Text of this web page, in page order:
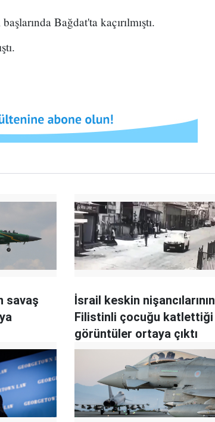
Bağdat'ta kaçırılmıştı.
savaş
İsrail keskin nişancılarının
Filistinli çocuğu katlettiği
görüntüler ortaya çıktı